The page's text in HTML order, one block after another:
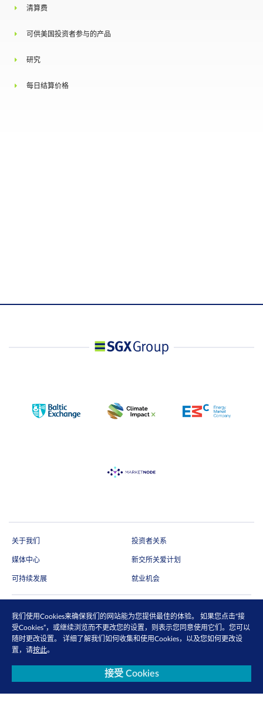
清算费
可供美国投资者参与的产品
研究
每日结算价格
关于我们 投资者关系
媒体中心 新交所关爱计划
可持续发展 就业机会
订阅电子快讯
通过电邮抢先收取市场更新、研究报告、产品信息等第一手内容
我们使用Cookies来确保我们的网站能为您提供最佳的体验。 如果您点击“接
受Cookies”，或继续浏览而不更改您的设置，则表示您同意使用它们。您可以
随时更改设置。 详细了解我们如何收集和使用Cookies，以及您如何更改设
置，请按此。
接受 Cookies